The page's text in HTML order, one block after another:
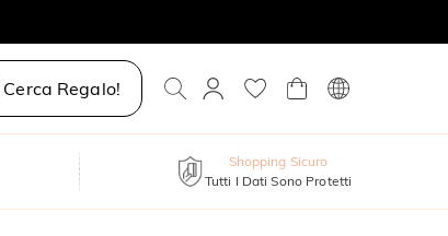
Cerca Regalo!
Shopping Sicuro
Tutti I Dati Sono Protetti